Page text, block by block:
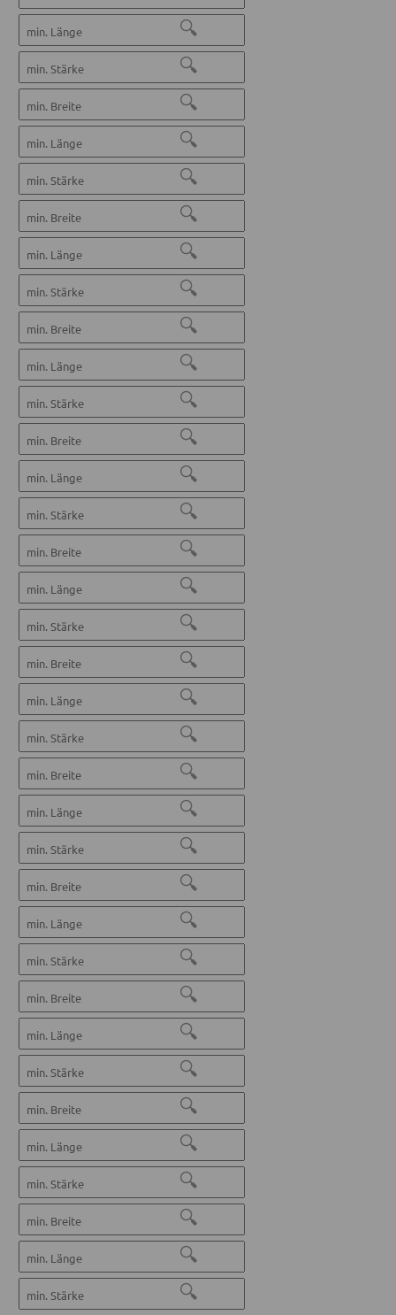
🔍
🔍
🔍
🔍
🔍
🔍
🔍
🔍
🔍
🔍
🔍
🔍
🔍
🔍
🔍
🔍
🔍
🔍
🔍
🔍
🔍
🔍
🔍
🔍
🔍
🔍
🔍
🔍
🔍
🔍
🔍
🔍
🔍
🔍
🔍